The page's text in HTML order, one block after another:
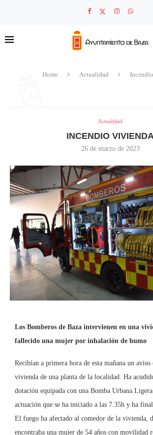
Home Actualidad
Actualidad
INCENDIO
26 de marzo de 2023
Los Bomberos de Baza intervienen en una
fallecido una mujer por inhalación de humo
Recibían a primera hora de esta mañana un
vivienda de una planta de la localidad. Ha
dotación equipada con una Bomba Urbana
actuación que se ha iniciado a las 7.35h y ha
El fuego ha afectado al comedor de la vivienda,
encontraba una mujer de 54 años con movilidad